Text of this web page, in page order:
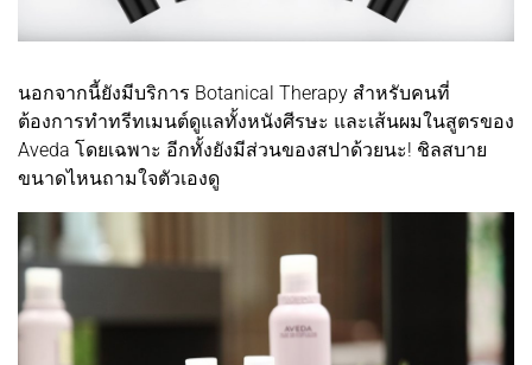
นอกจากนี้ยังมีบริการ Botanical Therapy สำหรับคนที่
ต้องการทำทรีทเมนต์ดูแลทั้งหนังศีรษะ และเส้นผมในสูตรของ
Aveda โดยเฉพาะ อีกทั้งยังมีส่วนของสปาด้วยนะ! ชิลสบาย
ขนาดไหนถามใจตัวเองดู